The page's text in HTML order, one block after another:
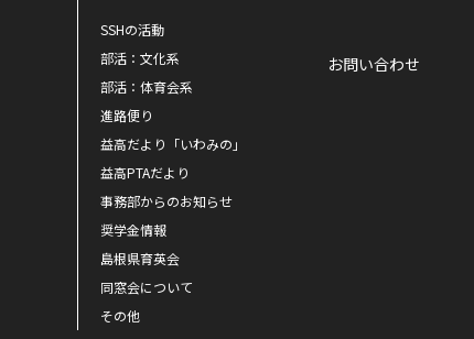
SSHの活動
部活：文化系
部活：体育会系
進路便り
益高だより「いわみの」
益高PTAだより
事務部からのお知らせ
奨学金情報
島根県育英会
同窓会について
その他
お問い合わせ